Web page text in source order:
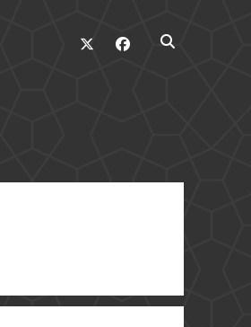
twitter facebook